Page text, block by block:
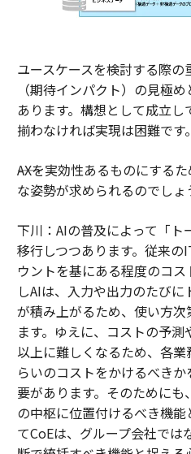
ユースケースを検討する際の
（期待インパクト）の見極
あります。構想として成立
揃わなければ実現は困難です。
――AXを実効性あるものにする
な姿勢が求められるのでしょ
下川：AIの普及によって「ト
移行しつつあります。従来
ウントを基にある程度のコ
しAIは、入力や出力のたび
が積み上がるため、使い方
ます。ゆえに、コストの予
以上に難しくなるため、各
らいのコストをかけるべき
要があります。そのために
の中枢に位置付けるべき機
てCoEは、グループ会社で